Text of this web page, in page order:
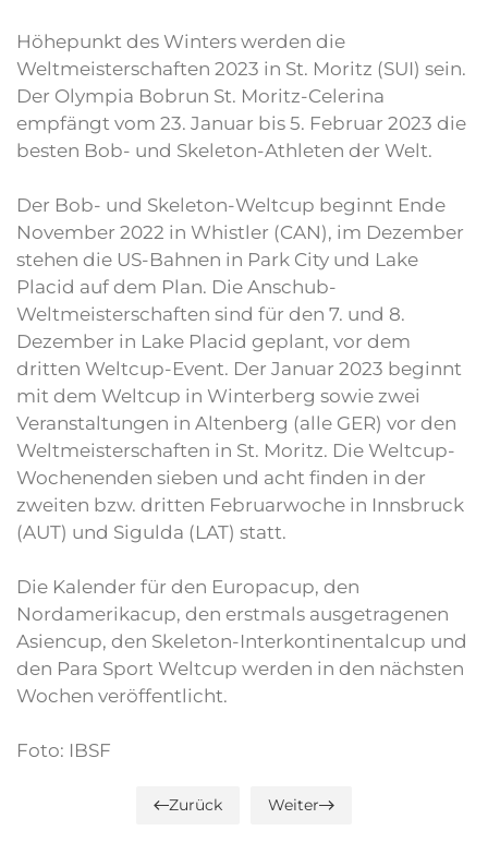
Höhepunkt des Winters werden die
Weltmeisterschaften 2023 in St. Moritz (SUI) sein.
Der Olympia Bobrun St. Moritz-Celerina
empfängt vom 23. Januar bis 5. Februar 2023 die
besten Bob- und Skeleton-Athleten der Welt.
Der Bob- und Skeleton-Weltcup beginnt Ende
November 2022 in Whistler (CAN), im Dezember
stehen die US-Bahnen in Park City und Lake
Placid auf dem Plan. Die Anschub-
Weltmeisterschaften sind für den 7. und 8.
Dezember in Lake Placid geplant, vor dem
dritten Weltcup-Event. Der Januar 2023 beginnt
mit dem Weltcup in Winterberg sowie zwei
Veranstaltungen in Altenberg (alle GER) vor den
Weltmeisterschaften in St. Moritz. Die Weltcup-
Wochenenden sieben und acht finden in der
zweiten bzw. dritten Februarwoche in Innsbruck
(AUT) und Sigulda (LAT) statt.
Die Kalender für den Europacup, den
Nordamerikacup, den erstmals ausgetragenen
Asiencup, den Skeleton-Interkontinentalcup und
den Para Sport Weltcup werden in den nächsten
Wochen veröffentlicht.
Foto: IBSF
Zurück Weiter